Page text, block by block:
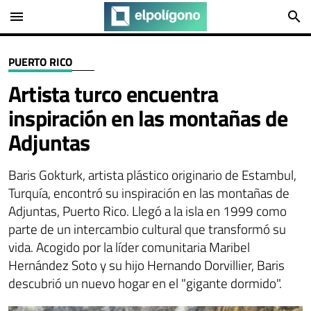
menu search
PUERTO RICO
Artista turco encuentra
inspiración en las montañas de
Adjuntas
Baris Gokturk, artista plástico originario de Estambul,
Turquía, encontró su inspiración en las montañas de
Adjuntas, Puerto Rico. Llegó a la isla en 1999 como
parte de un intercambio cultural que transformó su
vida. Acogido por la líder comunitaria Maribel
Hernández Soto y su hijo Hernando Dorvillier, Baris
descubrió un nuevo hogar en el "gigante dormido".